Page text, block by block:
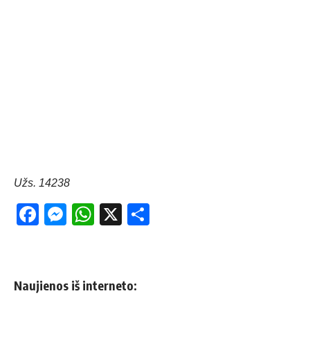
Užs. 14238
Facebook
Messenger
WhatsApp
X
Naujienos iš interneto: